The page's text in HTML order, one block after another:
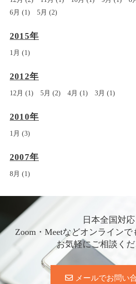
6月 (1)
5月 (2)
2015年
1月 (1)
2012年
12月 (1) 5月 (2) 4月 (1) 3月 (1)
2010年
1月 (3)
2007年
8月 (1)
日本全国対応
Zoom・Meetなどオンライン
お気軽にご相談くだ
メールでお問い